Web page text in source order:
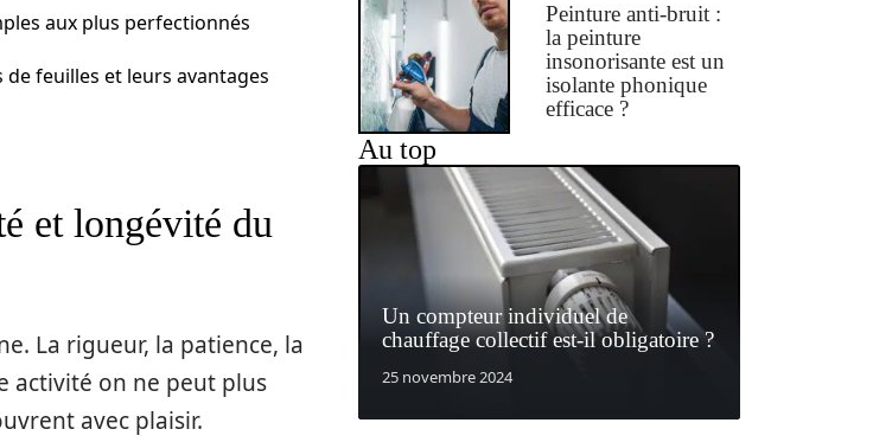
aux plus perfectionnés
de feuilles et leurs avantages
et longévité du
La rigueur, la patience, la
activité on ne peut plus
avec plaisir.
Peinture anti-bruit :
la peinture
insonorisante est un
isolante phonique
efficace ?
Au top
Un compteur individuel de
chauffage collectif est-il obligatoire ?
25 novembre 2024